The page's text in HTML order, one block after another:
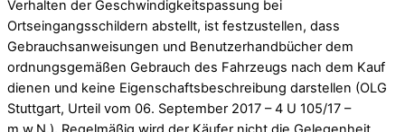
Verhalten der Geschwindigkeitspassung bei
Ortseingangsschildern abstellt, ist festzustellen, dass
Gebrauchsanweisungen und Benutzerhandbücher dem
ordnungsgemäßen Gebrauch des Fahrzeugs nach dem Kauf
dienen und keine Eigenschaftsbeschreibung darstellen (OLG
Stuttgart, Urteil vom 06. September 2017 – 4 U 105/17 –